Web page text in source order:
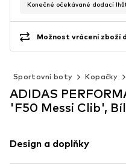
Konečné očekávané dodací
Možnost vrácení zboží
Sportovní boty Kopačky
ADIDAS
'F50 Messi Clib',
Design a doplňky